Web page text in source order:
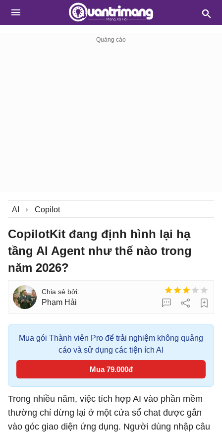
AI Copilot
CopilotKit đang định hình lại hạ
tầng AI Agent như thế nào trong
năm 2026?
Phạm Hải
Mua gói Thành viên Pro để trải nghiệm không quảng
cáo và sử dụng các tiện ích AI
Mua 79.000đ
Trong nhiều năm, việc tích hợp AI vào phần mềm
thường chỉ dừng lại ở một cửa sổ chat được gắn
vào góc giao diện ứng dụng. Người dùng nhập câu